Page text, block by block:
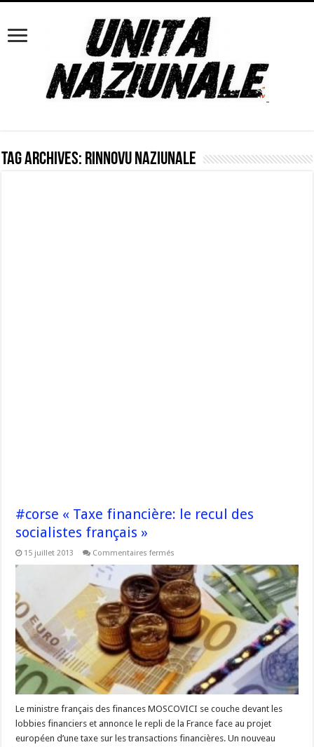
Tag Archives: Rinnovu Naziunale
#corse « Taxe financière: le recul des
socialistes français »
15 juillet 2013 Commentaires fermés
« Taxe
financière:
le
recul
des
socialistes
français »
Le ministre français des finances MOSCOVICI se couche devant les
lobbies financiers et annonce le repli de la France face au projet
européen d’une taxe sur les transactions financières. Un nouveau